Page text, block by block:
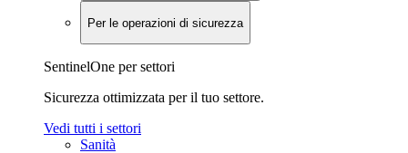
Per le operazioni di sicurezza
SentinelOne per settori
Sicurezza ottimizzata per il tuo settore.
Vedi tutti i settori
Sanità